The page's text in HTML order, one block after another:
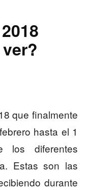
que finalmente
hasta el 1
diferentes
Estas son las
durante